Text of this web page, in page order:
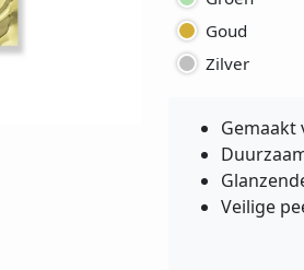
Goud
Zilver
Gemaakt
Veilige